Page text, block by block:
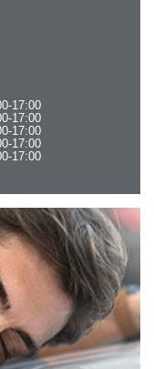
17:00
17:00
17:00
17:00
17:00